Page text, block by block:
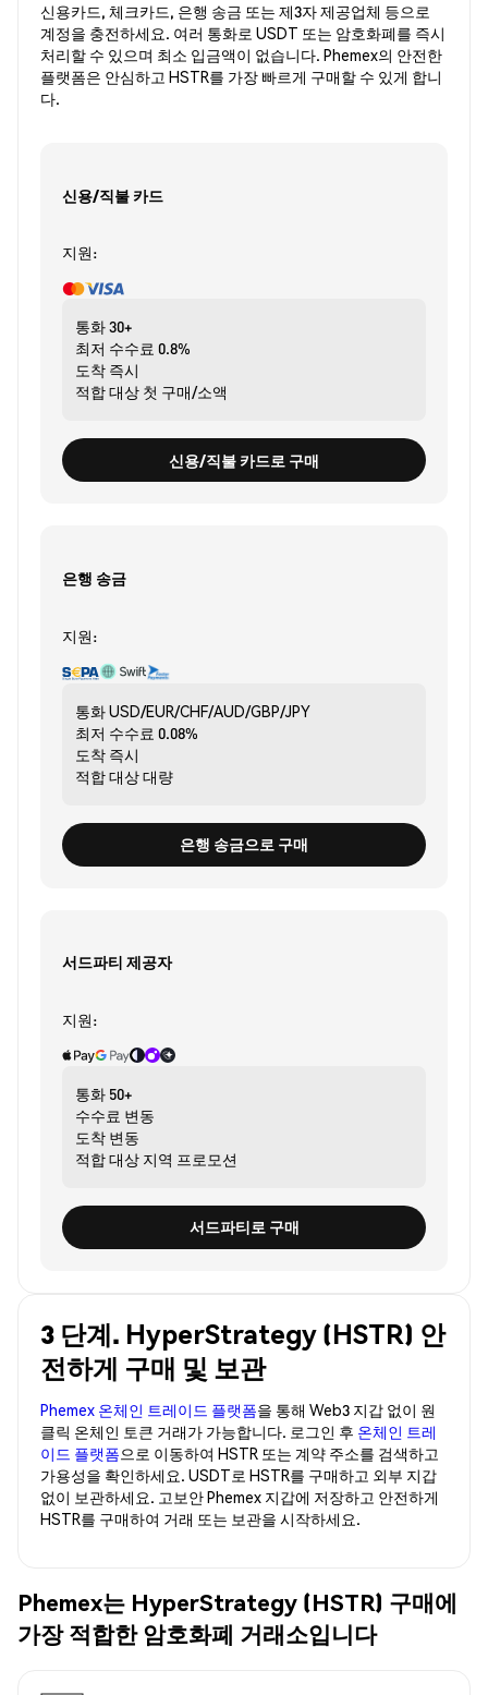
신용카드, 체크카드, 은행 송금 또는 제3자 제공업체 등으로
계정을 충전하세요. 여러 통화로 USDT 또는 암호화폐를 즉시
처리할 수 있으며 최소 입금액이 없습니다. Phemex의 안전한
플랫폼은 안심하고 HSTR를 가장 빠르게 구매할 수 있게 합니
다.
신용/직불 카드
지원:
통화30+
최저 수수료 0.8%
도착 즉시
적합 대상 첫 구매/소액
신용/직불 카드로 구매
은행 송금
지원:
통화USD/EUR/CHF/AUD/GBP/JPY
최저 수수료 0.08%
도착 즉시
적합 대상대량
은행 송금으로 구매
서드파티 제공자
지원:
통화 50+
수수료 변동
도착 변동
적합 대상 지역 프로모션
서드파티로 구매
3 단계. HyperStrategy (HSTR) 안
전하게 구매 및 보관
Phemex 온체인 트레이드 플랫폼을 통해 Web3 지갑 없이 원
클릭 온체인 토큰 거래가 가능합니다. 로그인 후 온체인 트레
이드 플랫폼으로 이동하여 HSTR 또는 계약 주소를 검색하고
가용성을 확인하세요. USDT로 HSTR를 구매하고 외부 지갑
없이 보관하세요. 고보안 Phemex 지갑에 저장하고 안전하게
HSTR를 구매하여 거래 또는 보관을 시작하세요.
Phemex는 HyperStrategy (HSTR) 구매에
가장 적합한 암호화폐 거래소입니다